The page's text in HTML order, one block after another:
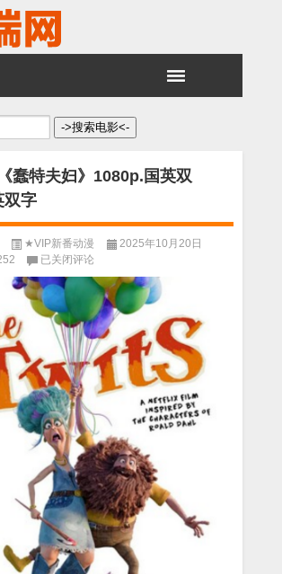
蠢特夫妇》1080p.国英双
双字
★VIP新番动漫
2025年10月20日
2025
动
画
《蠢
特
妇》
1080p.
国
英
双
语.HD
英
双
字
已关闭评论